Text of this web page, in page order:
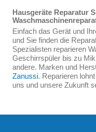
Hausgeräte Reparatur
Einfach das Gerät und
und Sie finden die
Spezialisten reparieren
Geschirrspüler bis zu
andere. Marken und
Zanussi. Reparieren
uns und unsere Zukunft